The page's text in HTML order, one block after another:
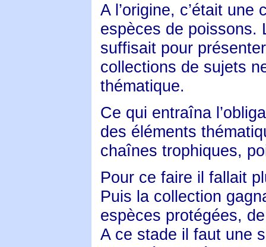
A l’origine, c’était
espèces de poissons.
suffisait pour
collections de sujets
thématique.
Ce qui entraîna
des éléments
chaînes trophiques,
Pour ce faire il fallait
Puis la collection
espèces protégées,
A ce stade il faut une